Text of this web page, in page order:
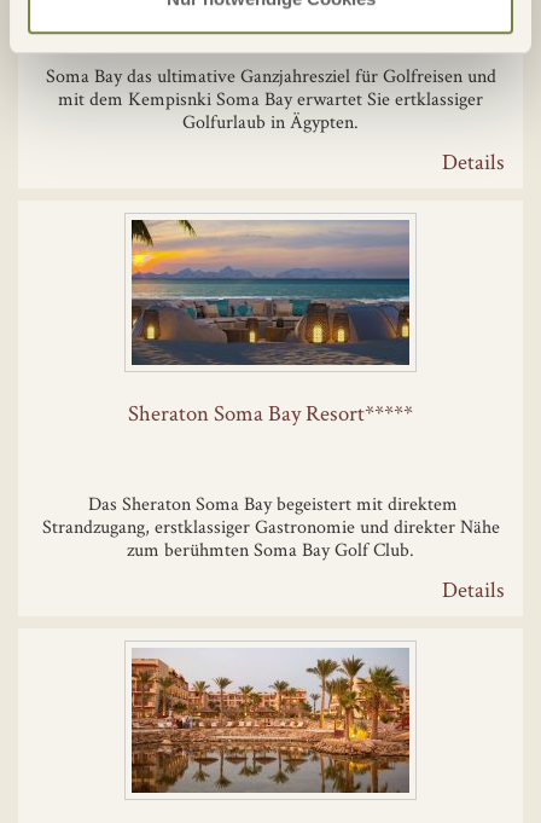
Soma Bay das ultimative Ganzjahresziel für Golfreisen und
mit dem Kempisnki Soma Bay erwartet Sie ertklassiger
Golfurlaub in Ägypten.
Details
Sheraton Soma Bay Resort*****
Das Sheraton Soma Bay begeistert mit direktem
Strandzugang, erstklassiger Gastronomie und direkter Nähe
zum berühmten Soma Bay Golf Club.
Details